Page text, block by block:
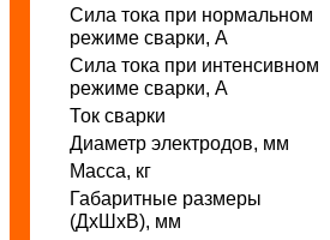
Сила тока при нормальном
режиме сварки, А
Сила тока при интенсивном
режиме сварки, А
Ток сварки
Диаметр электродов, мм
Масса, кг
Габаритные размеры
(ДхШхВ), мм